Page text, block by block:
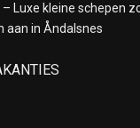
Luxe kleine schepen
aan in Åndalsnes